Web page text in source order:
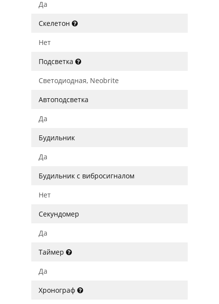
Да
Скелетон
Нет
Подсветка
Светодиодная, Neobrite
Автоподсветка
Да
Будильник
Да
Будильник с вибросигналом
Нет
Секундомер
Да
Таймер
Да
Хронограф